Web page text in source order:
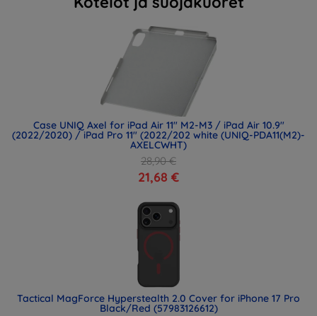
Case UNIQ Axel for iPad Air 11" M2-M3 / iPad Air 10.9"
(2022/2020) / iPad Pro 11" (2022/202 white (UNIQ-PDA11(M2)-
AXELCWHT)
28,90 €
21,68 €
Tactical MagForce Hyperstealth 2.0 Cover for iPhone 17 Pro
Black/Red (57983126612)